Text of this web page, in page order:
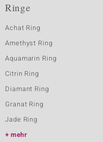
Ringe
Achat Ring
Amethyst Ring
Aquamarin Ring
Citrin Ring
Diamant Ring
Granat Ring
Jade Ring
mehr